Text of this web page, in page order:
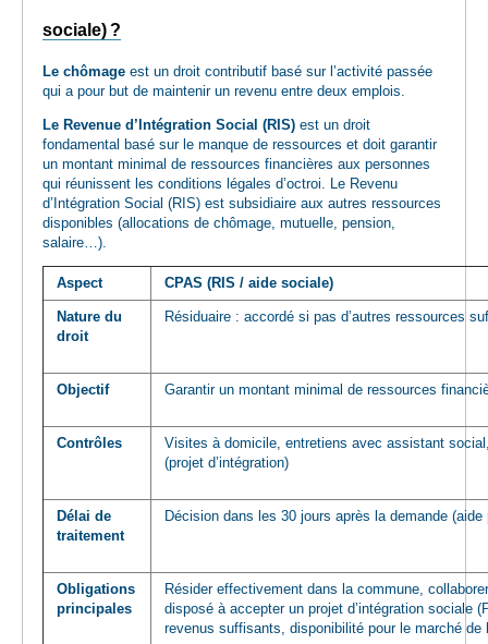
sociale) ?
Le chômage est un droit contributif basé sur l’activité passée
qui a pour but de maintenir un revenu entre deux emplois.
Le Revenue d’Intégration Social (RIS)est un droit
fondamental basé sur le manque de ressources et doit garantir
un montant minimal de ressources financières aux personnes
qui réunissent les conditions légales d’octroi. Le Revenu
d’Intégration Social (RIS) est subsidiaire aux autres ressources
disponibles (allocations de chômage, mutuelle, pension,
salaire…).
Aspect CPAS (RIS / aide sociale)
Nature du
droit
Résiduaire : accordé si pas d’autres ressources
Objectif Garantir un montant minimal de ressources
Contrôles
Visites à domicile, entretiens avec assistant
(projet d’intégration)
Délai de
traitement
Décision dans les 30 jours après la demande
Obligations
principales
Résider effectivement dans la commune,
disposé à accepter un projet d’intégration sociale
revenus suffisants, disponibilité pour le marché de